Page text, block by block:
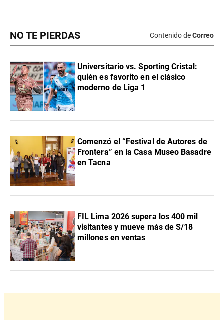
NO TE PIERDAS Contenido deCorreo
Universitario vs. Sporting Cristal:
quién es favorito en el clásico
moderno de Liga 1
Comenzó el “Festival de Autores de
Frontera” en la Casa Museo Basadre
en Tacna
FIL Lima 2026 supera los 400 mil
visitantes y mueve más de S/18
millones en ventas